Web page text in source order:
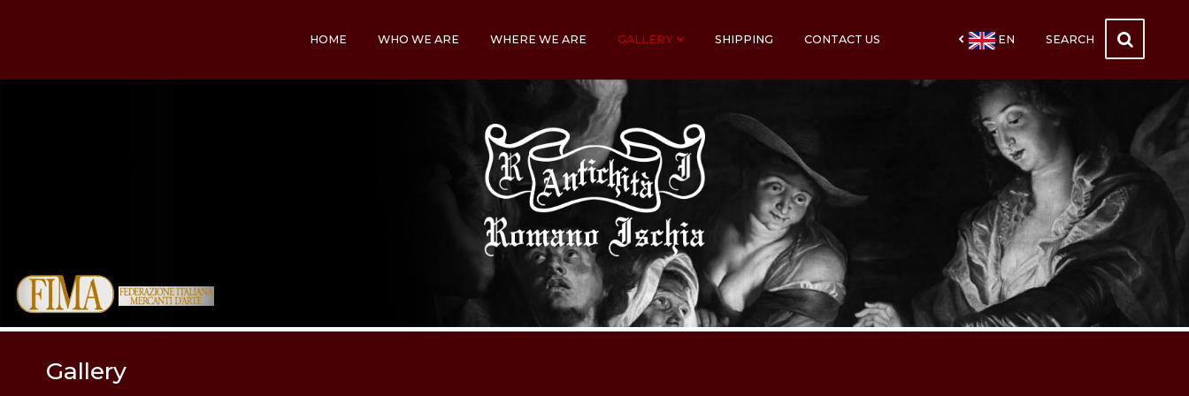
EN SEARCH
HOME WHO WE ARE WHERE WE ARE GALLERY SHIPPING CONTACT US
Gallery